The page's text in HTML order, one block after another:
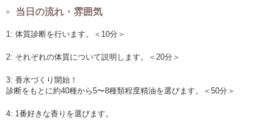
当日の流れ・雰囲気
1: 体質診断を行います。＜10分＞
2: それぞれの体質について説明します。＜20分＞
3: 香水づくり開始！
診断をもとに約40種から5〜8種類程度精油を選びます。＜50分＞
4: 1番好きな香りを選びます。